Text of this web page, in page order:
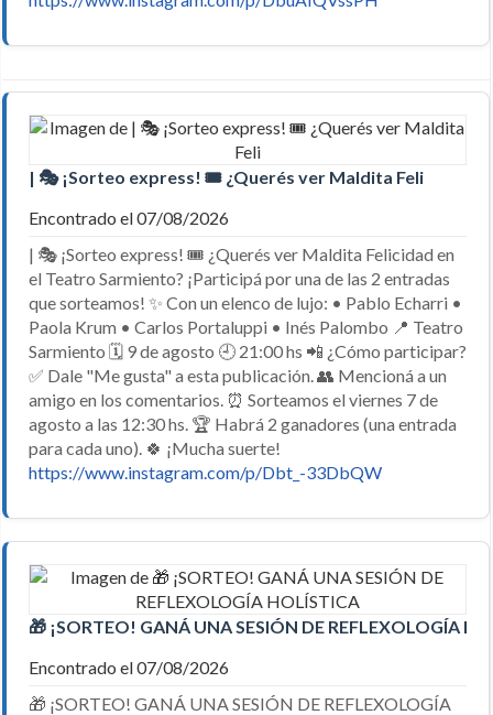
| 🎭 ¡Sorteo express! 🎟️ ¿Querés ver Maldita Feli
Encontrado el 07/08/2026
| 🎭 ¡Sorteo express! 🎟️ ¿Querés ver Maldita Felicidad en
el Teatro Sarmiento? ¡Participá por una de las 2 entradas
que sorteamos! ✨ Con un elenco de lujo: • Pablo Echarri •
Paola Krum • Carlos Portaluppi • Inés Palombo 📍 Teatro
Sarmiento 🗓️ 9 de agosto 🕘 21:00 hs 📲 ¿Cómo participar?
✅ Dale "Me gusta" a esta publicación. 👥 Mencioná a un
amigo en los comentarios. ⏰ Sorteamos el viernes 7 de
agosto a las 12:30 hs. 🏆 Habrá 2 ganadores (una entrada
para cada uno). 🍀 ¡Mucha suerte!
https://www.instagram.com/p/Dbt_-33DbQW
🎁 ¡SORTEO! GANÁ UNA SESIÓN DE REFLEXOLOGÍA
Encontrado el 07/08/2026
🎁 ¡SORTEO! GANÁ UNA SESIÓN DE REFLEXOLOGÍA